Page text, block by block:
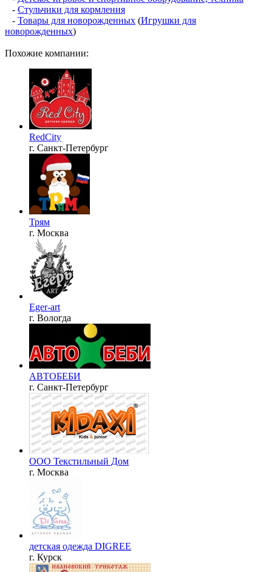
- Стульчики для кормления
- Товары для новорожденных (Игрушки для
новорожденных)
Похожие компании:
RedCity
г. Санкт-Петербург
Трям
г. Москва
Eger-art
г. Вологда
АВТОБЕБИ
г. Санкт-Петербург
ООО Текстильный Дом
г. Москва
детская одежда DIGREE
г. Курск